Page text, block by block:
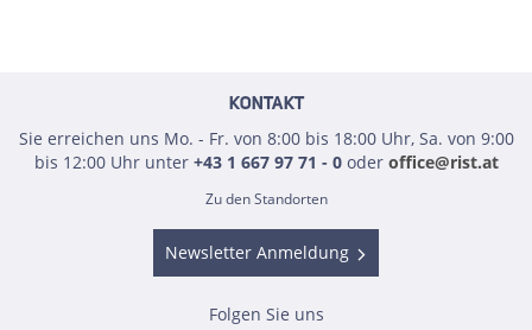
KONTAKT
Sie erreichen uns Mo. - Fr. von 8:00 bis 18:00 Uhr, Sa. von 9:00
bis 12:00 Uhr unter +43 1 667 97 71 - 0oder office@rist.at
Zu den Standorten
Newsletter Anmeldung
Folgen Sie uns